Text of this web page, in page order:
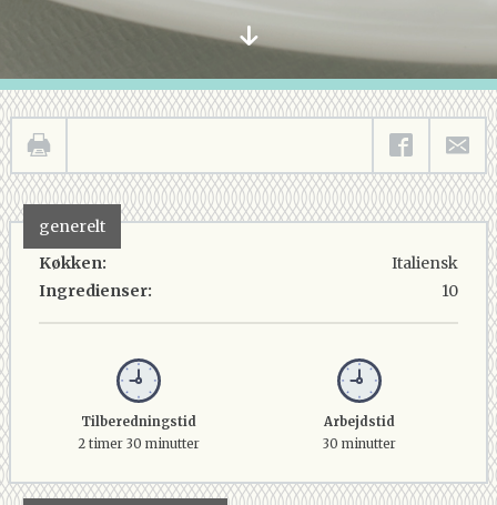
generelt
Køkken:
Ingredienser:
Italiensk
10
Tilberedningstid
2 timer 30 minutter
Arbejdstid
30 minutter